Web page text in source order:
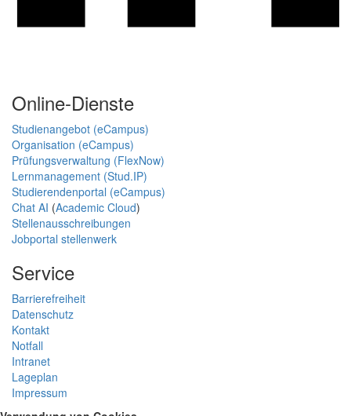
Online-Dienste
Studienangebot (eCampus)
Organisation (eCampus)
Prüfungsverwaltung (FlexNow)
Lernmanagement (Stud.IP)
Studierendenportal (eCampus)
Chat AI (Academic Cloud)
Stellenausschreibungen
Jobportal stellenwerk
Service
Barrierefreiheit
Datenschutz
Kontakt
Notfall
Intranet
Lageplan
Impressum